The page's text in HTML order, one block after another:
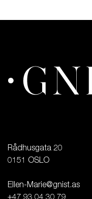
Rådhusgata 20
0151 OSLO
Ellen-Marie@gnist.as
+47 93 04 30 79